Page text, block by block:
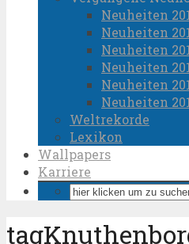
Neuheiten
Neuheiten
Neuheiten
Neuheiten
Neuheiten
Neuheiten
Weltrekorde
Lexikon
Wallpapers
Karriere